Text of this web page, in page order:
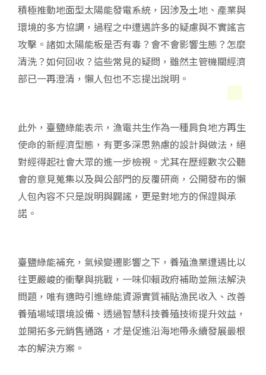
積極推動地面型太陽能發電系統，因涉及土地、產業與
環境的多方協調，過程之中遭遇許多的疑慮與不實謠言
攻擊。諸如太陽能板是否有毒？會不會影響生態？怎麼
清洗？如何回收？這些常見的疑問，雖然主管機關經濟
部已一再澄清，懶人包也不忘提出說明。
此外，臺鹽綠能表示，漁電共生作為一種肩負地方再生
使命的新經濟型態，有更多深思熟慮的設計與做法，絕
對經得起社會大眾的進一步檢視。尤其在歷經數次公聽
會的意見蒐集以及與公部門的反覆研商，公開發布的懶
人包內容不只是說明與闢謠，更是對地方的保證與承
諾。
臺鹽綠能補充，氣候變遷影響之下，養殖漁業遭遇比以
往更嚴峻的衝擊與挑戰，一味仰賴政府補助並無法解決
問題，唯有適時引進綠能資源實質補貼漁民收入、改善
養殖場域環境設備、透過智慧科技養殖技術提升效益，
並開拓多元銷售通路，才是促進沿海地帶永續發展最根
本的解決方案。